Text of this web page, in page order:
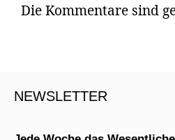
Die Kommentare sind
NEWSLETTER